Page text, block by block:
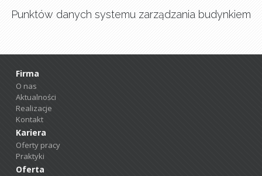
Punktów danych systemu zarządzania budynkiem
Firma
O nas
Aktualności
Realizacje
Kontakt
Kariera
Oferty pracy
Praktyki
Oferta